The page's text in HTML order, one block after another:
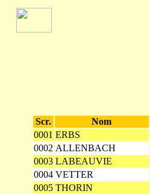
Scr. Nom
0001 ERBS
0002 ALLENBACH
0003 LABEAUVIE
0004 VETTER
0005 THORIN